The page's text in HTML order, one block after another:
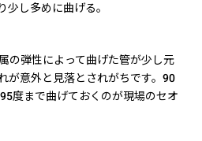
し多めに曲げる。
の弾性によって曲げた管が少し元
が意外と見落とされがちです。90
度まで曲げておくのが現場のセオ